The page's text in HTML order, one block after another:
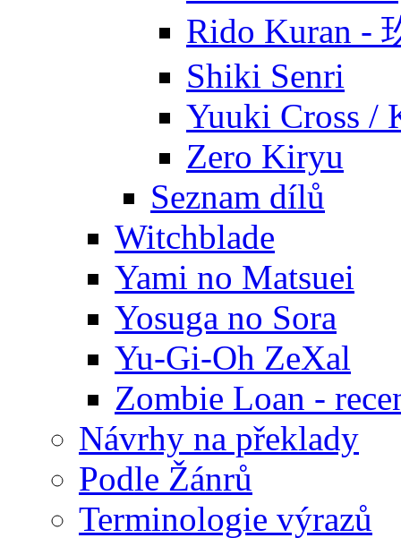
Rido Kuran -
Shiki Senri
Yuuki Cross /
Zero Kiryu
Seznam dílů
Witchblade
Yami no Matsuei
Yosuga no Sora
Yu-Gi-Oh ZeXal
Zombie Loan -
Návrhy na překlady
Podle Žánrů
Terminologie výrazů